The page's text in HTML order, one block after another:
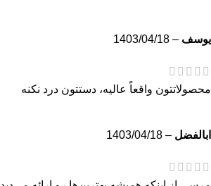
يوسف –
1403/04/18
محصولاتتون واقعاً عالیه، دستتون درد نکنه
ابالفضل –
1403/04/18